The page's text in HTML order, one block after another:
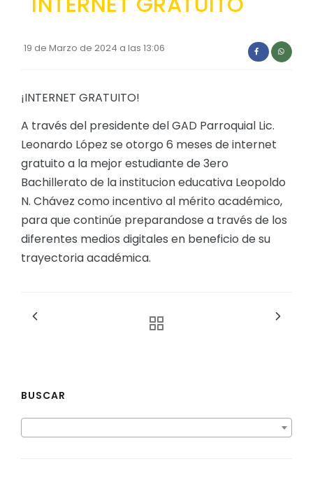
Convocatorias
GESTIÓN ADMINISTRATIVA
Plan Anual Contratación - PAC
Plan Operativo Anual - POA
Convenios Institucionales
PRESUPUESTO: EJECUCIÓN Y REPORTES
Cédulas presupuestarias y balances
Procesos de contratación
Ejecución Presupuestaria
19 de Marzo de 2024 a las 13:06
¡INTERNET GRATUITO!
A través del presidente del GAD Parroquial Lic.
Leonardo López se otorgo 6 meses de internet
gratuito a la mejor estudiante de 3ero
Bachillerato de la institucion educativa Leopoldo
N. Chávez como incentivo al mérito académico,
para que continúe preparandose a través de los
diferentes medios digitales en beneficio de su
trayectoria académica.
BUSCAR